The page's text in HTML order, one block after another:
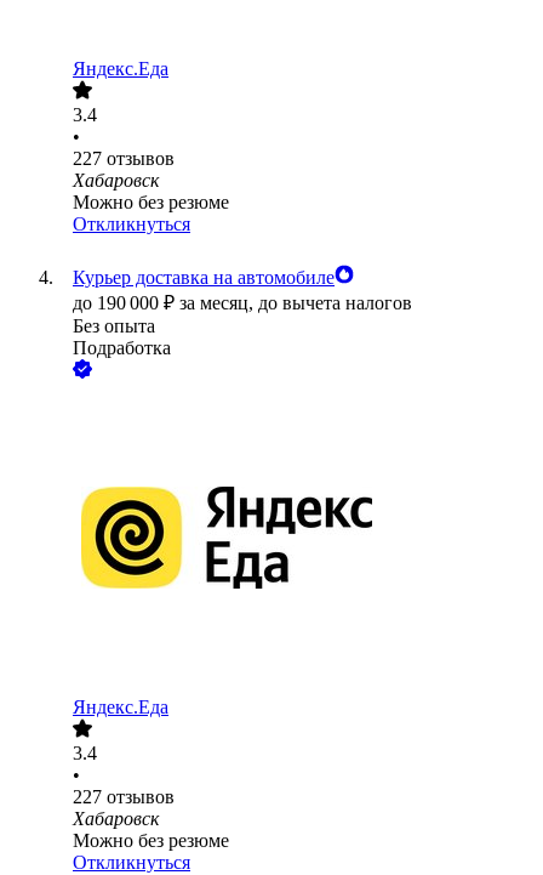
Яндекс.Еда
3.4
•
227 отзывов
Хабаровск
Можно без резюме
Откликнуться
Курьер доставка на автомобиле
до 190 000 ₽ за месяц, до вычета налогов
Без опыта
Подработка
Яндекс.Еда
3.4
•
227 отзывов
Хабаровск
Можно без резюме
Откликнуться